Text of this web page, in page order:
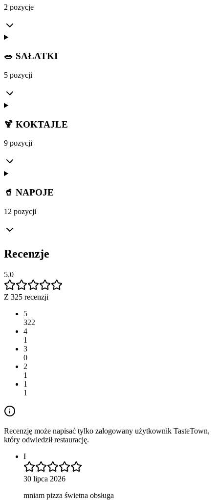
2 pozycje
🥗 SAŁATKI
5 pozycji
🍹 KOKTAJLE
9 pozycji
🥤 NAPOJE
12 pozycji
Recenzje
5.0
Z 325 recenzji
5
322
4
1
3
0
2
1
1
1
Recenzję może napisać tylko zalogowany użytkownik TasteTown,
który odwiedził restaurację.
I
30 lipca 2026
mniam pizza świetna obsługa